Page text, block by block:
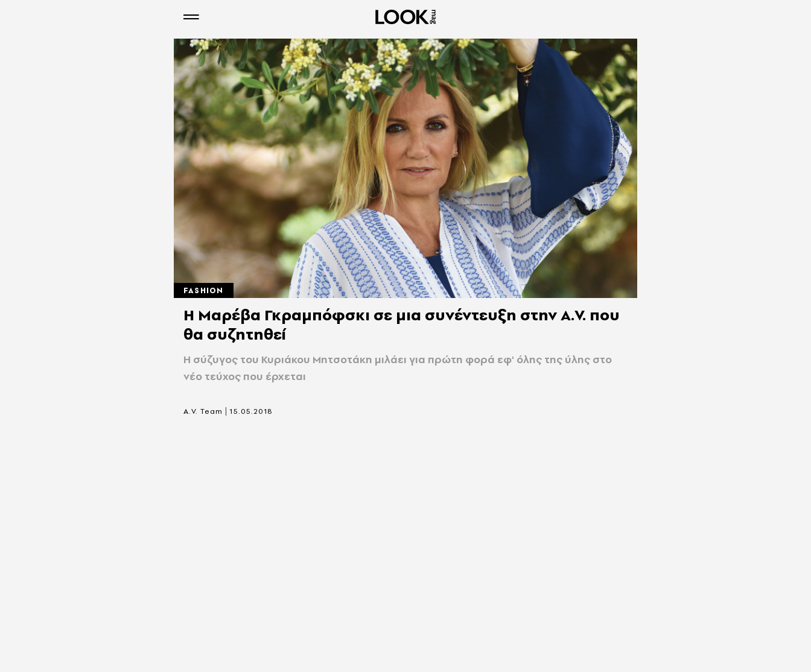
FASHION
H Μαρέβα Γκραμπόφσκι σε μια συνέντευξη στην A.V. που
θα συζητηθεί
Η σύζυγος του Κυριάκου Μητσοτάκη μιλάει για πρώτη φορά εφ' όλης της ύλης στο
νέο τεύχος που έρχεται
A.V. Team | 15.05.2018